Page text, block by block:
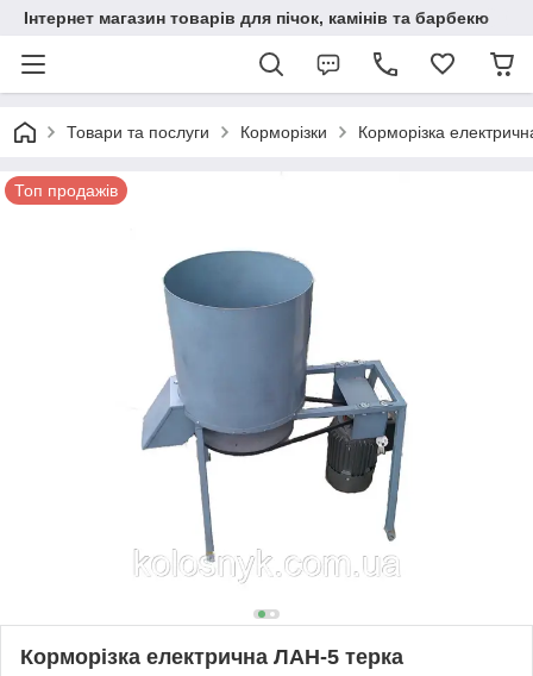
Інтернет магазин товарів для пічок, камінів та барбекю
Товари та послуги Корморізки Корморізка
Топ продажів
Корморізка електрична ЛАН-5 терка